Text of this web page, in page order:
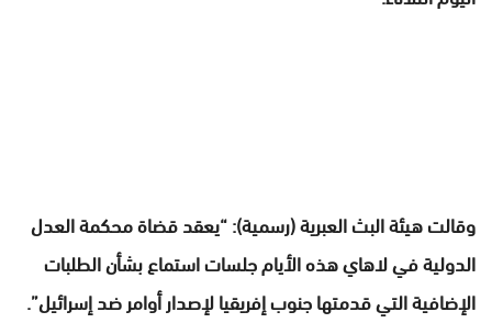
وقالت هيئة البث العبرية (رسمية): “يعقد قضاة محكمة العدل
الدولية في لاهاي هذه الأيام جلسات استماع بشأن الطلبات
الإضافية التي قدمتها جنوب إفريقيا لإصدار أوامر ضد إسرائيل”.